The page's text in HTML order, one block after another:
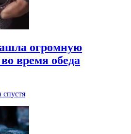
огромную
время обеда
спустя